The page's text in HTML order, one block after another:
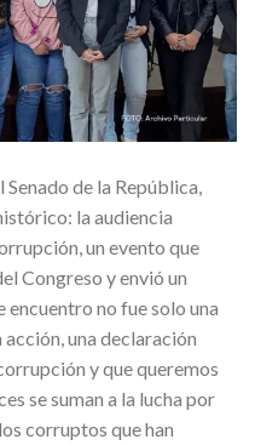
de la República,
la audiencia
un evento que
Congreso y envió un
encuentro no fue solo una
acción, una declaración
y que queremos
se suman a la lucha por
corruptos que han